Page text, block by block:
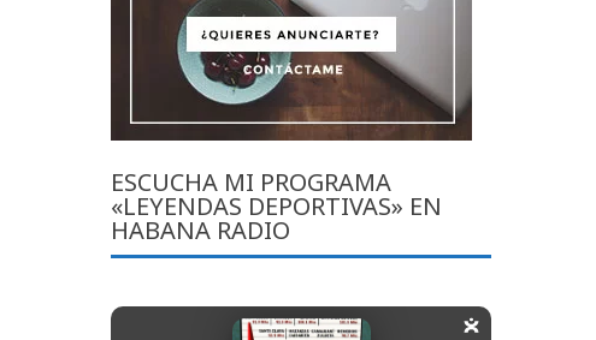
ESCUCHA MI PROGRAMA
«LEYENDAS DEPORTIVAS» EN
HABANA RADIO